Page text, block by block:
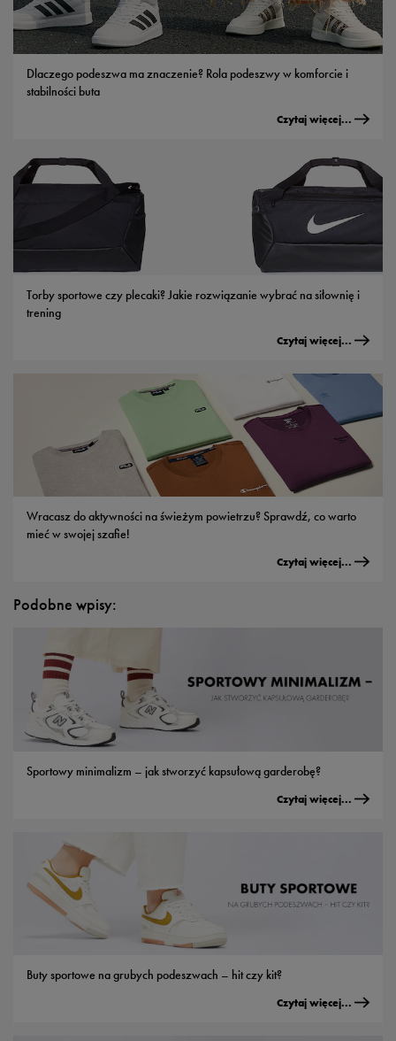
Dlaczego podeszwa ma znaczenie? Rola podeszwy w komforcie i
stabilności buta
Czytaj więcej...
Torby sportowe czy plecaki? Jakie rozwiązanie wybrać na siłownię i
trening
Czytaj więcej...
Wracasz do aktywności na świeżym powietrzu? Sprawdź, co warto
mieć w swojej szafie!
Czytaj więcej...
Podobne wpisy:
Sportowy minimalizm – jak stworzyć kapsułową garderobę?
Czytaj więcej...
Buty sportowe na grubych podeszwach – hit czy kit?
Czytaj więcej...